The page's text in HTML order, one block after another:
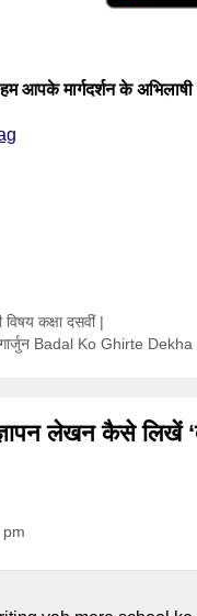
आपके मार्गदर्शन के अभिलाषी
कक्षा दसवीं |
Badal Ko Ghirte
लेखन कैसे लिखें